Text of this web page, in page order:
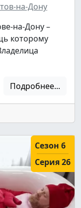
на-Дону
на-Дону –
которому
Подробнее...
Сезон 6
Серия 26